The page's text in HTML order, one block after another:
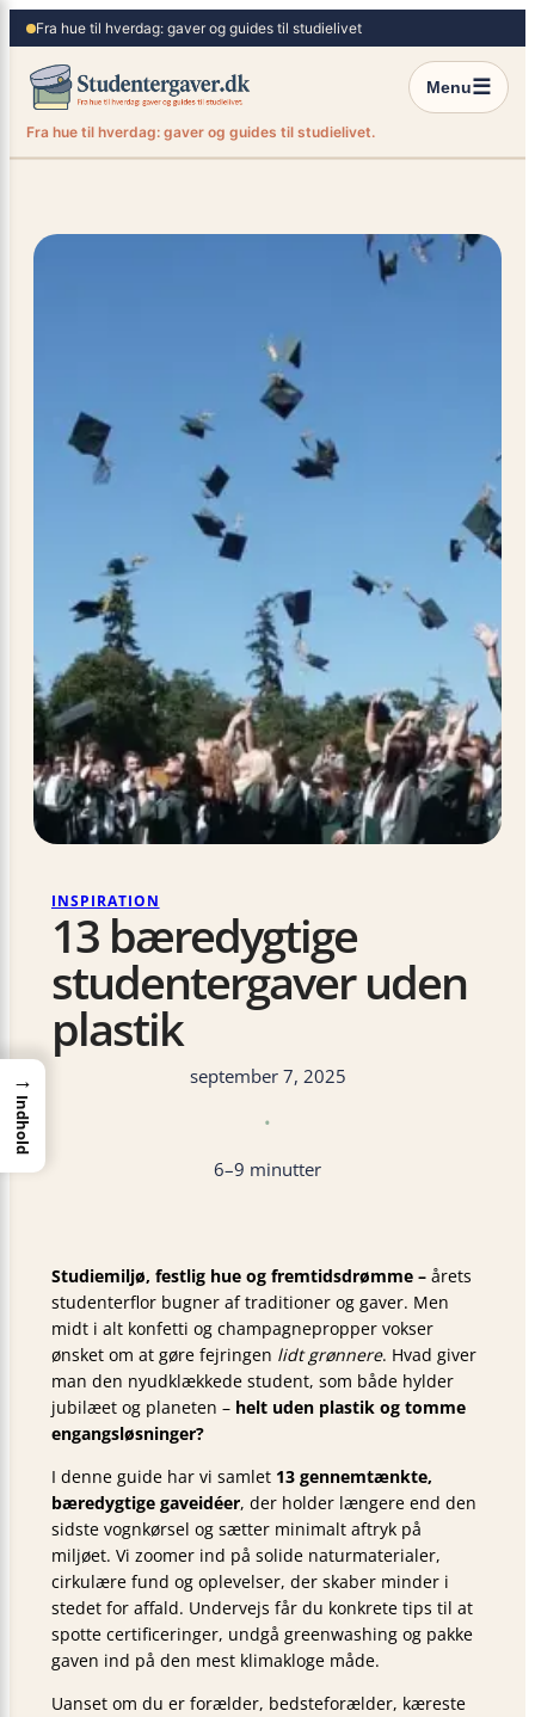
Spring
til
indhold
Fra hue til hverdag: gaver og guides til studielivet
Menu☰
Fra hue til hverdag: gaver og guides til studielivet.
INSPIRATION
13 bæredygtige
studentergaver uden
plastik
september 7, 2025
•
6–9 minutter
Studiemiljø, festlig hue og fremtidsdrømme – årets
studenterflor bugner af traditioner og gaver. Men
midt i alt konfetti og champagnepropper vokser
ønsket om at gøre fejringen lidt grønnere. Hvad giver
man den nyudklækkede student, som både hylder
jubilæet og planeten – helt uden plastik og tomme
engangsløsninger?
I denne guide har vi samlet 13 gennemtænkte,
bæredygtige gaveidéer, der holder længere end den
sidste vogn­kørsel og sætter minimalt aftryk på
miljøet. Vi zoomer ind på solide naturmaterialer,
cirkulære fund og oplevelser, der skaber minder i
stedet for affald. Undervejs får du konkrete tips til at
spotte certificeringer, undgå greenwashing og pakke
gaven ind på den mest klimakloge måde.
Uanset om du er forælder, bedsteforælder, kæreste
→
Indhold